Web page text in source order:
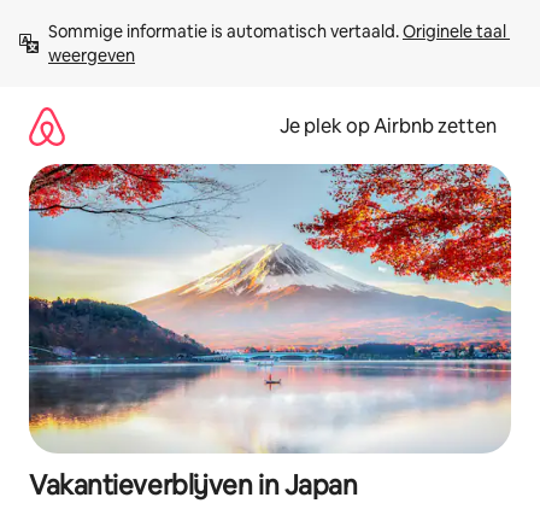
direct
naar
Sommige informatie is automatisch vertaald. Originele taal
weergeven
Je plek op Airbnb zetten
Vakantieverblijven in Japan